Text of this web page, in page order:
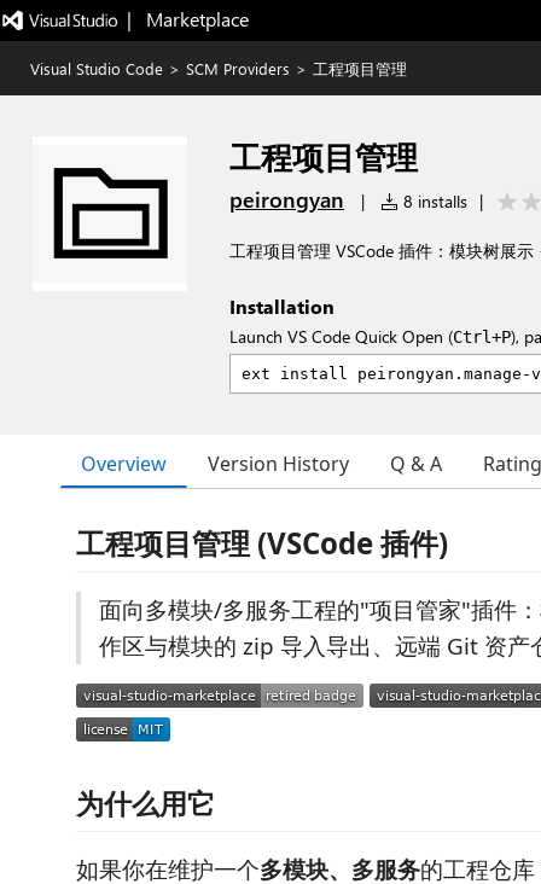
|   Marketplace
Visual Studio Code > SCM Providers > 工程项目管理
工程项目管理
peirongyan | 8 installs |
工程项目管理 VSCode 插件：模块树展
Installation
Launch VS Code Quick Open (Ctrl+P),
Overview Version History Q & A
工程项目管理 (VSCode 插件)
面向多模块/多服务工程的"项目管家"插件
作区与模块的 zip 导入导出、远端 Git 资产
为什么用它
如果你在维护一个多模块、多服务的工程仓